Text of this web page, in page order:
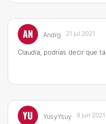
AN Andrg 21 jul 2021
Claudia, podrías decir que
YU YusyYsuy 9 jun 2021